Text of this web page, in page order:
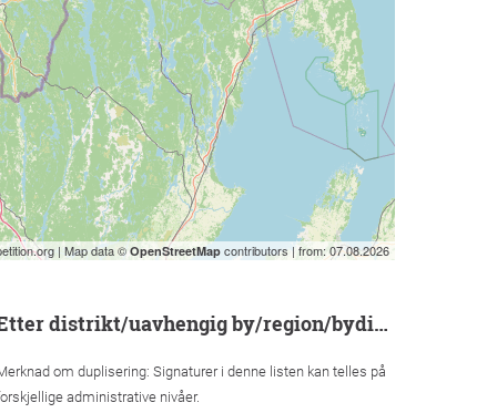
| Map data © OpenStreetMap contributors | from: 07.08.2026
etter distrikt/uavhengig by/region/bydistrikt
om duplisering: Signaturer i denne listen kan telles på
administrative nivåer.